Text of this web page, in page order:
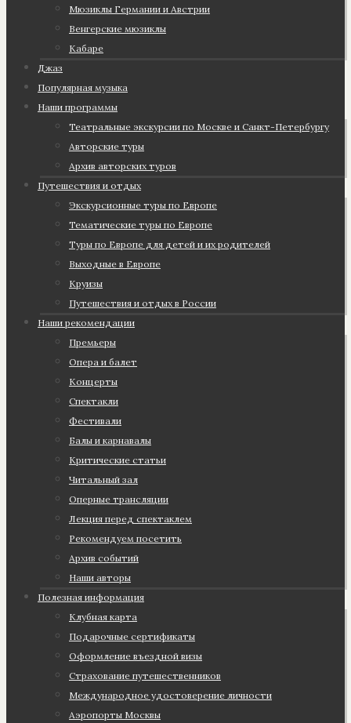
Мюзиклы Германии и Австрии
Венгерские мюзиклы
Кабаре
Джаз
Популярная музыка
Наши программы
Театральные экскурсии по Москве и Санкт-Петербургу
Авторские туры
Архив авторских туров
Путешествия и отдых
Экскурсионные туры по Европе
Тематические туры по Европе
Туры по Европе для детей и их родителей
Выходные в Европе
Круизы
Путешествия и отдых в России
Наши рекомендации
Премьеры
Опера и балет
Концерты
Спектакли
Фестивали
Балы и карнавалы
Критические статьи
Читальный зал
Оперные трансляции
Лекция перед спектаклем
Рекомендуем посетить
Архив событий
Наши авторы
Полезная информация
Клубная карта
Подарочные сертификаты
Оформление въездной визы
Страхование путешественников
Международное удостоверение личности
Аэропорты Москвы